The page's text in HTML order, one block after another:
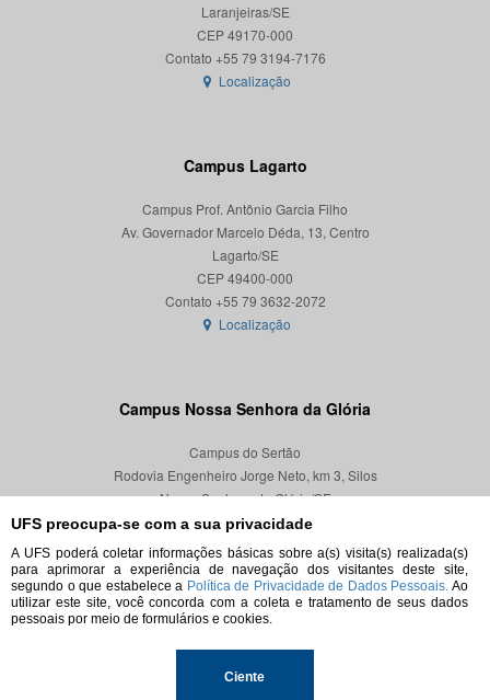
UFS preocupa-se com a sua privacidade
A UFS poderá coletar informações básicas sobre a(s) visita(s) realizada(s)
para aprimorar a experiência de navegação dos visitantes deste site,
segundo o que estabelece a Política de Privacidade de Dados Pessoais. Ao
utilizar este site, você concorda com a coleta e tratamento de seus dados
pessoais por meio de formulários e cookies.
Ciente
Laranjeiras/SE
CEP 49170-000
Localização
Campus Lagarto
Campus Prof. Antônio Garcia Filho
Av. Governador Marcelo Déda, 13, Centro
Lagarto/SE
CEP 49400-000
Localização
Campus Nossa Senhora da Glória
Campus do Sertão
Rodovia Engenheiro Jorge Neto, km 3, Silos
Nossa Senhora da Glória/SE
CEP 49680-000
Localização
© 2026. Todos os direitos reservados.